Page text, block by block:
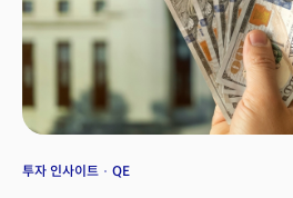
개인소비지출(PCE) 인플레이션 데이터가 예
인플레이션을 자극하는 개인지출 역시 함께
금리인상 기조에 대한 우려도 함께 낮아졌다.
제외한 근원 PCE 물가지수는 전월 소폭 하
시장의 예상치가 0.4% 였다는 점에서 예상보
함께 소비자 지출 역시 함께 완화됐다. 개인
주도한 것으로 나타났다. 존 윌리엄스, "은행 위
투자 인사이트 QE